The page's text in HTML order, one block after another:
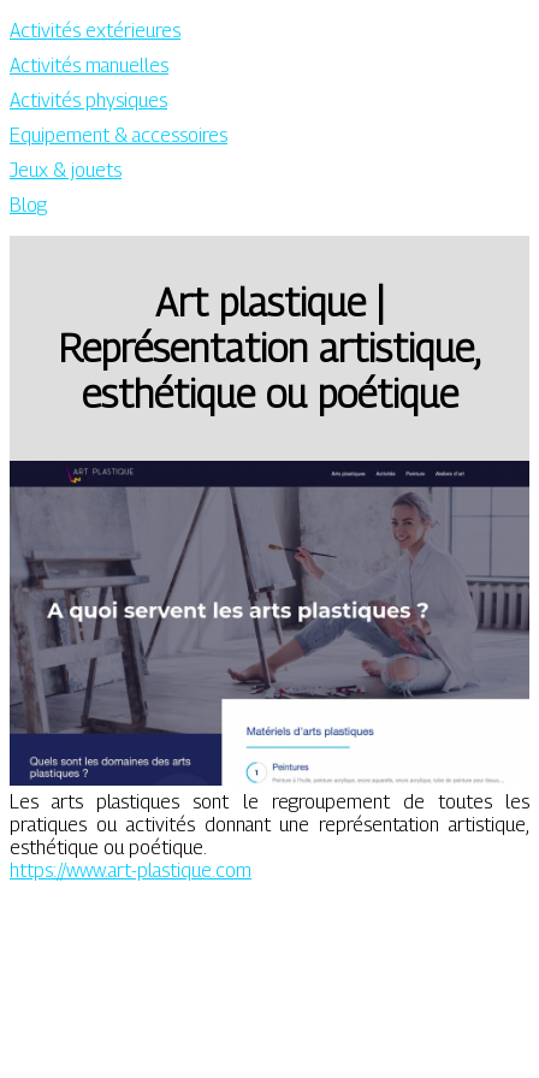
Activités extérieures
Activités manuelles
Activités physiques
Equipement & accessoires
Jeux & jouets
Blog
Art plastique |
Représentation artistique,
esthétique ou poétique
Les arts plastiques sont le regroupement de toutes les
pratiques ou activités donnant une représentation artistique,
esthétique ou poétique.
https://www.art-plastique.com